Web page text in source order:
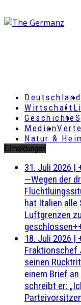
Deutschland
Wirtschaft
Geschichte
Medien
Natur &
Eilmeldungen
31. Juli 2026 |
—Wegen der
hat Italien alle
Luftgrenzen
18. Juli 2026 |
Fraktionschef
seinen
einem Brief
schreibt er: